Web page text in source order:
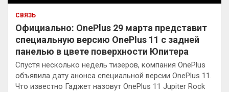
СВЯЗЬ
Официально: OnePlus 29 марта представит
специальную версию OnePlus 11 с задней
панелью в цвете поверхности Юпитера
Спустя несколько недель тизеров, компания OnePlus
объявила дату анонса специальной версии OnePlus 11.
Что известно Гаджет назовут OnePlus 11 Jupiter Rock